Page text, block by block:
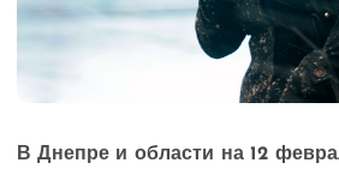
В Днепре и области на 12